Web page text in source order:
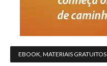
EBOOK, MATERIAIS GRATUITOS